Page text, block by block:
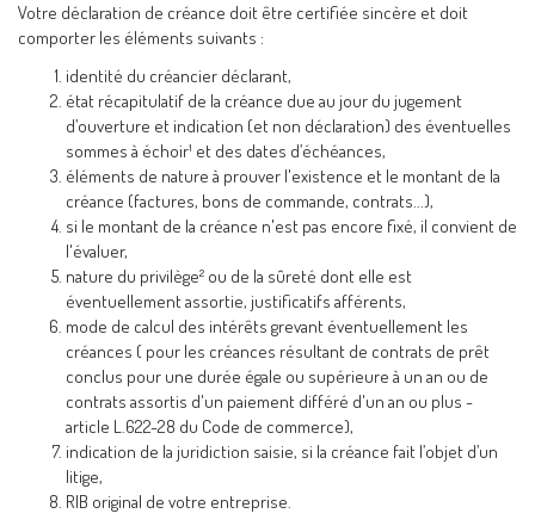
Votre déclaration de créance doit être certifiée sincère et doit
comporter les éléments suivants :
identité du créancier déclarant,
état récapitulatif de la créance due au jour du jugement
d’ouverture et indication (et non déclaration) des éventuelles
sommes à échoir¹ et des dates d’échéances,
éléments de nature à prouver l'existence et le montant de la
créance (factures, bons de commande, contrats...),
si le montant de la créance n'est pas encore fixé, il convient de
l'évaluer,
nature du privilège² ou de la sûreté dont elle est
éventuellement assortie, justificatifs afférents,
mode de calcul des intérêts grevant éventuellement les
créances ( pour les créances résultant de contrats de prêt
conclus pour une durée égale ou supérieure à un an ou de
contrats assortis d'un paiement différé d'un an ou plus -
article L.622-28 du Code de commerce),
indication de la juridiction saisie, si la créance fait l’objet d’un
litige,
RIB original de votre entreprise.